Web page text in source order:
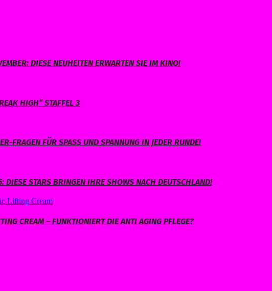
DIESE NEUHEITEN ERWARTEN SIE IM KINO!
HIGH“ STAFFEL 3
FRAGEN FÜR SPASS UND SPANNUNG IN JEDER RUNDE!
STARS BRINGEN IHRE SHOWS NACH DEUTSCHLAND!
CREAM – FUNKTIONIERT DIE ANTI AGING PFLEGE?